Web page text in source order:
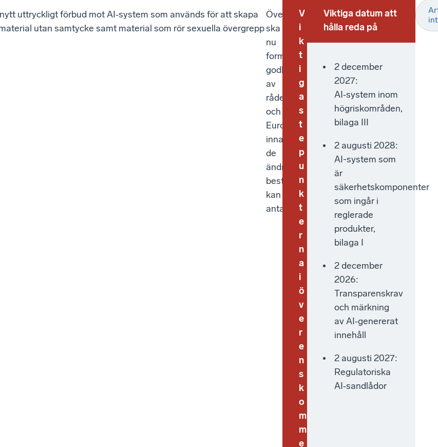
uttryckligt förbud mot AI‑system som används för att skapa
utan samtycke samt material som rör sexuella övergrepp
Överenskommelsen
ska
nu
formellt
godkännas
av
rådet
och
Europaparlamentet
innan
de
ändrade
bestämmelserna
kan
antas.
V
i
k
t
i
g
a
s
t
e
p
u
n
k
t
e
r
n
a
i
ö
v
e
r
e
n
s
k
o
m
m
e
Viktiga datum att
hålla reda på
2 december
2027:
AI‑system inom
högriskområden,
bilaga III
2 augusti 2028:
AI-system som
är
säkerhetskomponenter
som ingår i
reglerade
produkter,
bilaga I
2 december
2026:
Transparenskrav
och märkning
av AI‑genererat
innehåll
2 augusti 2027:
Regulatoriska
AI‑sandlådor